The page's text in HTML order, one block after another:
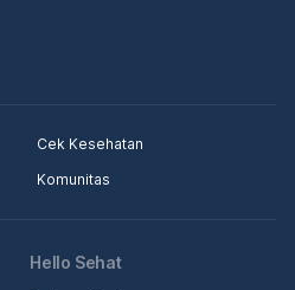
Cek Kesehatan
Komunitas
Hello Sehat